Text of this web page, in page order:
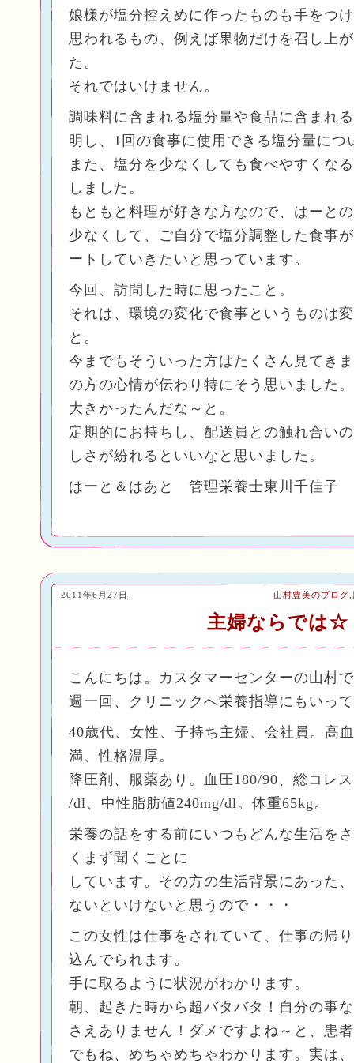
娘様が塩分控えめに作ったものも手をつ
思われるもの、例えば果物だけを召し上
た。
それではいけません。
調味料に含まれる塩分量や食品に含まれ
明し、1回の食事に使用できる塩分量につ
また、塩分を少なくしても食べやすくな
しました。
もともと料理が好きな方なので、はーと
少なくして、ご自分で塩分調整した食事
ートしていきたいと思っています。
今回、訪問した時に思ったこと。
それは、環境の変化で食事というものは
と。
今までもそういった方はたくさん見てき
の方の心情が伝わり特にそう思いました
大きかったんだな～と。
定期的にお持ちし、配送員との触れ合い
しさが紛れるといいなと思いました。
はーと＆はあと 管理栄養士東川千佳子
主婦ならでは☆
2011年6月27日 山村豊美のブログ
こんにちは。カスタマーセンターの山村
週一回、クリニックへ栄養指導にもいっ
40歳代、女性、子持ち主婦、会社員。高
満、性格温厚。
降圧剤、服薬あり。血圧180/90、総コレ
/dl、中性脂肪値240mg/dl。体重65kg。
栄養の話をする前にいつもどんな生活を
くまず聞くことに
しています。その方の生活背景にあった
ないといけないと思うので・・・
この女性は仕事をされていて、仕事の帰
込んでられます。
手に取るように状況がわかります。
朝、起きた時から超バタバタ！自分の事
さえありません！ダメですよね～と、患
でもね、めちゃめちゃわかります。実は